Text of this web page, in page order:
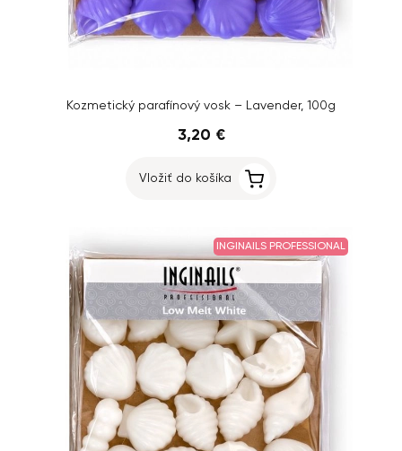
Kozmetický parafínový vosk – Lavender, 100g
3,20 €
Vložiť do košíka
INGINAILS PROFESSIONAL